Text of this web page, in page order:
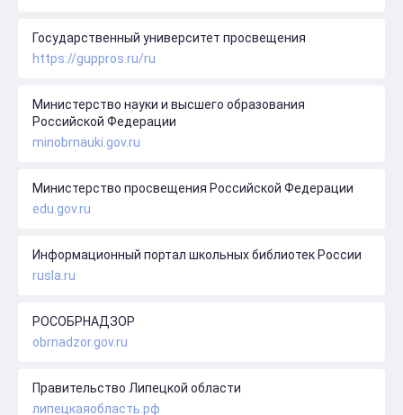
Государственный университет просвещения
https://guppros.ru/ru
Министерство науки и высшего образования
Российской Федерации
minobrnauki.gov.ru
Министерство просвещения Российской Федерации
edu.gov.ru
Информационный портал школьных библиотек России
rusla.ru
РОСОБРНАДЗОР
obrnadzor.gov.ru
Правительство Липецкой области
липецкаяобласть.рф